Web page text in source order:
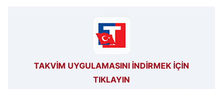
TAKVİM UYGULAMASINI İNDİRMEK İÇİN
TIKLAYIN